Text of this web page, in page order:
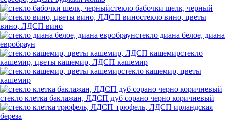
стекло бабочки шелк, черный
стекло вино, цветы
вино, ЛДСП вино
стекло диана белое, диана
евробраун
стекло
кашемир, цветы кашемир, ЛДСП кашемир
стекло кашемир, цветы
кашемир
стекло клетка баклажан, ЛДСП дуб сорано черно коричневый